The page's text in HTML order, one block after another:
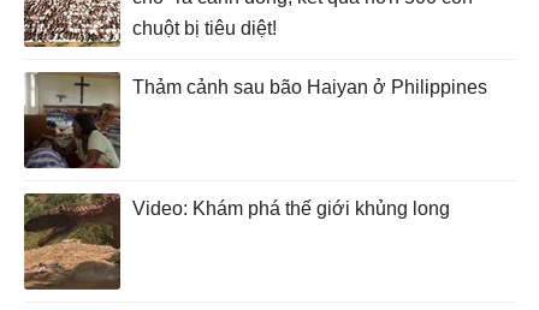
chuột bị tiêu diệt!
Thảm cảnh sau bão Haiyan ở Philippines
Video: Khám phá thế giới khủng long